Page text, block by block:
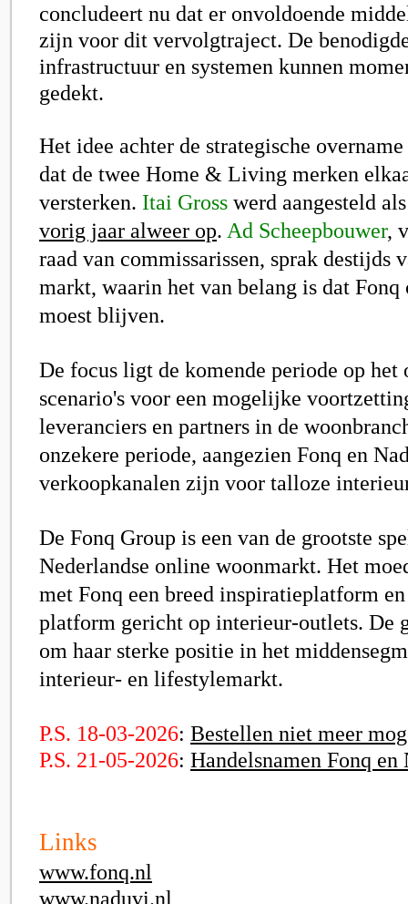
concludeert nu dat er onvoldoende
zijn voor dit vervolgtraject. De
infrastructuur en systemen kunnen
gedekt.
Het idee achter de strategische
dat de twee Home & Living merken
versterken. Itai Gross werd aangesteld
vorig jaar alweer op. Ad Scheepbouwer,
raad van commissarissen, sprak destijds
markt, waarin het van belang is dat
moest blijven.
De focus ligt de komende periode op het
scenario's voor een mogelijke
leveranciers en partners in de
onzekere periode, aangezien Fonq en
verkoopkanalen zijn voor talloze
De Fonq Group is een van de grootste
Nederlandse online woonmarkt. Het
met Fonq een breed inspiratieplatform
platform gericht op interieur-outlets. De
om haar sterke positie in het
interieur- en lifestylemarkt.
P.S. 18-03-2026: Bestellen niet meer
P.S. 21-05-2026: Handelsnamen Fonq
Links
www.fonq.nl
www.naduvi.nl